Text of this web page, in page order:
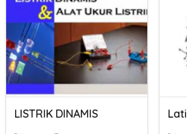
LISTRIK DINAMIS